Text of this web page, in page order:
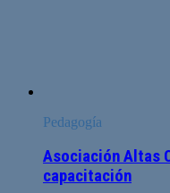
Pedagogía
Asociación Altas
capacitación